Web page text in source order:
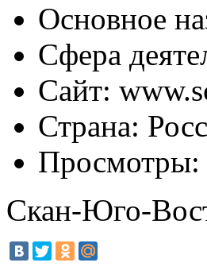
Основное
Сфера
Сайт:
Страна:
Просмотры:
Скан-Юго-